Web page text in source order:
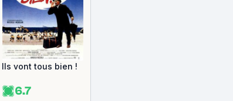
Ils vont tous bien !
6.7